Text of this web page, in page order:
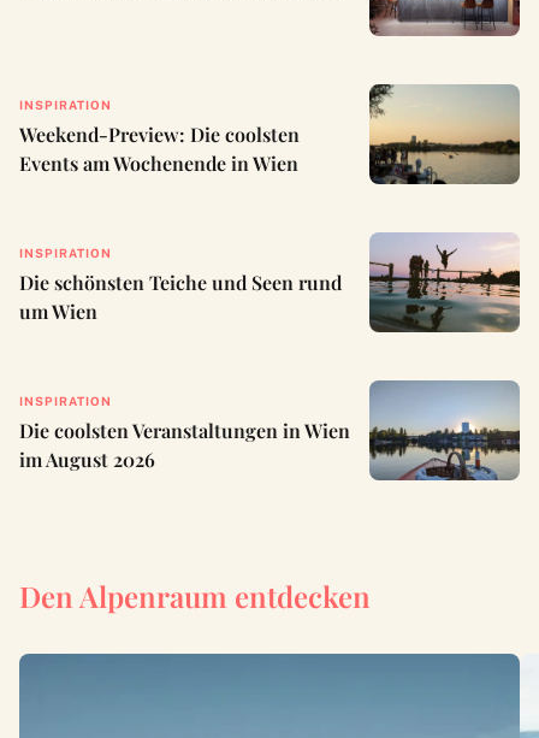
INSPIRATION
Weekend-Preview: Die coolsten
Events am Wochenende in Wien
INSPIRATION
Die schönsten Teiche und Seen rund
um Wien
INSPIRATION
Die coolsten Veranstaltungen in Wien
im August 2026
Den Alpenraum entdecken